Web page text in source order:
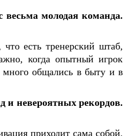
молодая команда.
есть тренерский штаб,
когда опытный игрок
общались в быту и в
и невероятных рекордов.
приходит сама собой.